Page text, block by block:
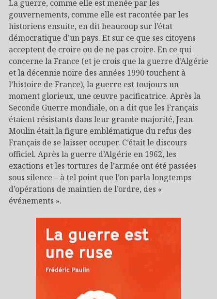
La guerre, comme elle est menée par les
gouvernements, comme elle est racontée par les
historiens ensuite, en dit beaucoup sur l’état
démocratique d’un pays. Et sur ce que ses citoyens
acceptent de croire ou de ne pas croire. En ce qui
concerne la France (et je crois que la guerre d’Algérie
et la décennie noire des années 1990 touchent à
l’histoire de France), la guerre est toujours un
moment glorieux, une œuvre pacificatrice. Après la
Seconde Guerre mondiale, on a dit que les Français
étaient résistants dans leur grande majorité, Jean
Moulin était la figure emblématique du refus des
Français de se laisser occuper. C’était le discours
officiel. Après la guerre d’Algérie en 1962, les
exactions et les tortures de l’armée ont été passées
sous silence – à tel point que l’on parla longtemps
d’opérations de maintien de l’ordre, des «
événements ».